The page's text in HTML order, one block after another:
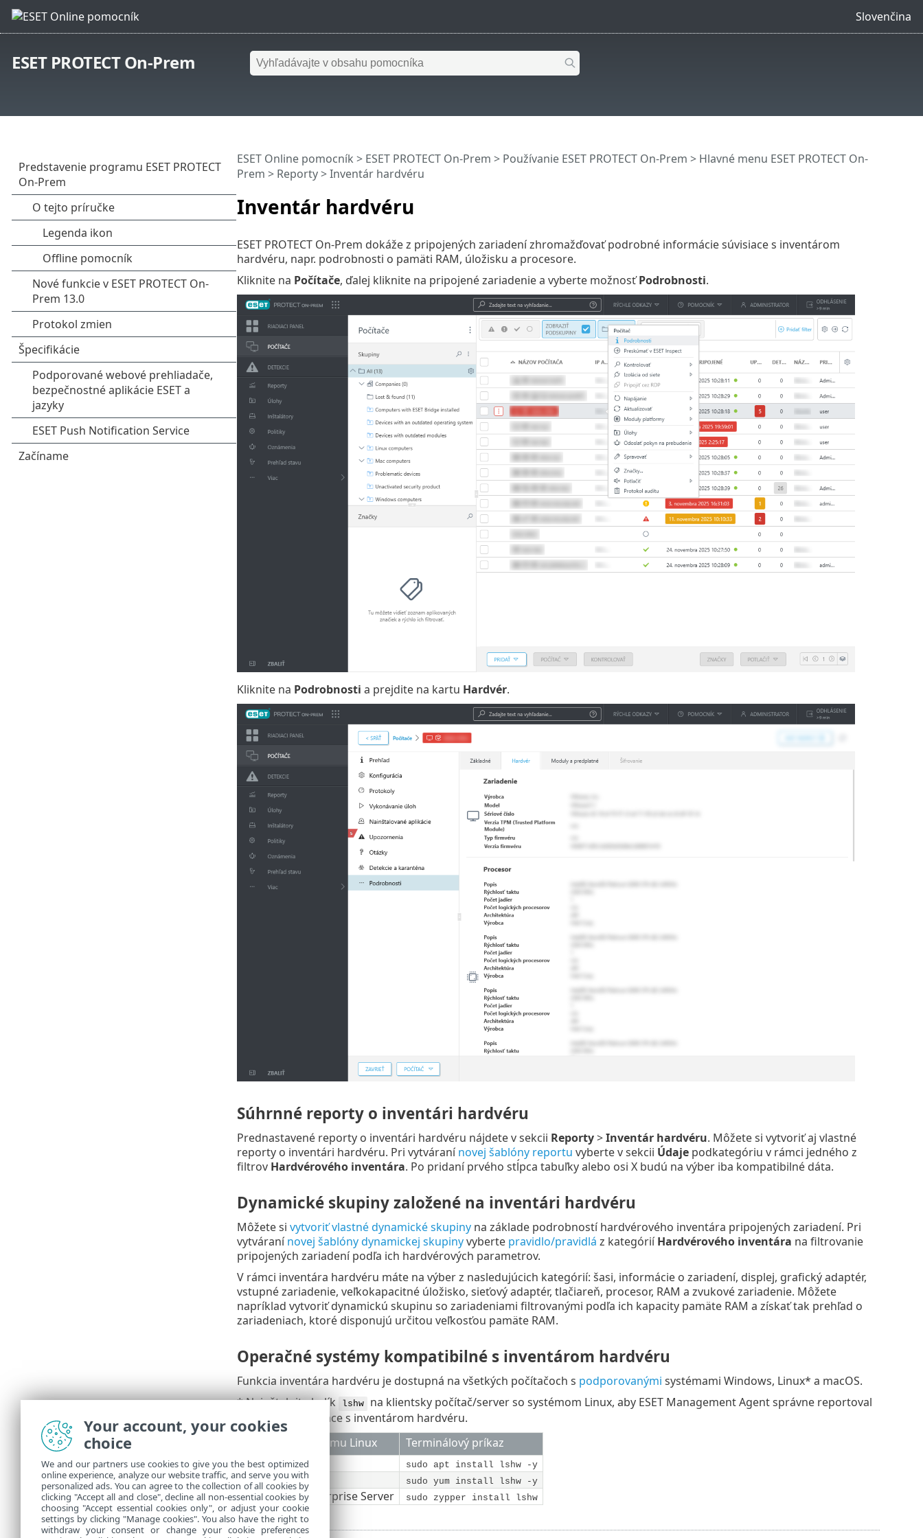
Slovenčina
ESET PROTECT On-Prem
Inventár hardvéru
ESET Online pomocník > ESET PROTECT On-Prem > Používanie ESET PROTECT On-Prem > Hlavné menu ESET PROTECT On-
Prem > Reporty> Inventár hardvéru
ESET PROTECT On-Prem dokáže z pripojených zariadení zhromažďovať podrobné informácie súvisiace s inventárom
hardvéru, napr. podrobnosti o pamäti RAM, úložisku a procesore.
Kliknite na Počítače, ďalej kliknite na pripojené zariadenie a vyberte možnosťPodrobnosti.
Kliknite na Podrobnosti a prejdite na kartu Hardvér.
Súhrnné reporty o inventári hardvéru
Prednastavené reporty o inventári hardvéru nájdete v sekcii Reporty>Inventár hardvéru. Môžete si vytvoriť aj vlastné
reporty o inventári hardvéru. Pri vytváranínovej šablóny reportu vyberte v sekcii Údajepodkategóriu v rámci jedného z
filtrov Hardvérového inventára. Po pridaní prvého stĺpca tabuľky alebo osi X budú na výber iba kompatibilné dáta.
Dynamické skupiny založené na inventári hardvéru
Môžete si vytvoriť vlastné dynamické skupinyna základe podrobností hardvérového inventára pripojených zariadení. Pri
vytváranínovej šablóny dynamickej skupinyvyberte pravidlo/pravidlá z kategóriíHardvérového inventára na filtrovanie
pripojených zariadení podľa ich hardvérových parametrov.
V rámci inventára hardvéru máte na výber z nasledujúcich kategórií: šasi, informácie o zariadení, displej, grafický adaptér,
vstupné zariadenie, veľkokapacitné úložisko, sieťový adaptér, tlačiareň, procesor, RAM a zvukové zariadenie. Môžete
napríklad vytvoriť dynamickú skupinu so zariadeniami filtrovanými podľa ich kapacity pamäte RAM a získať tak prehľad o
zariadeniach, ktoré disponujú určitou veľkosťou pamäte RAM.
Operačné systémy kompatibilné s inventárom hardvéru
Funkcia inventára hardvéru je dostupná na všetkých počítačoch s podporovanými systémami Windows, Linux* a macOS.
* Nainštalujte balík
lshw
na klientsky počítač/server so systémom Linux, aby ESET Management Agent správne reportoval
informácie súvisiace s inventárom hardvéru.
Distribúcia systému Linux
Terminálový príkaz
Debian,Ubuntu sudo apt install lshw -y
Red Hat sudo yum install lshw -y
SUSE Linux Enterprise Server sudo zypper install lshw
Your account, your cookies
choice
We and our partners use cookies to give you the best optimized
online experience, analyze our website traffic, and serve you with
personalized ads. You can agree to the collection of all cookies by
clicking "Accept all and close", decline all non-essential cookies by
choosing "Accept essential cookies only", or adjust your cookie
settings by clicking "Manage cookies". You also have the right to
withdraw your consent or change your cookie preferences